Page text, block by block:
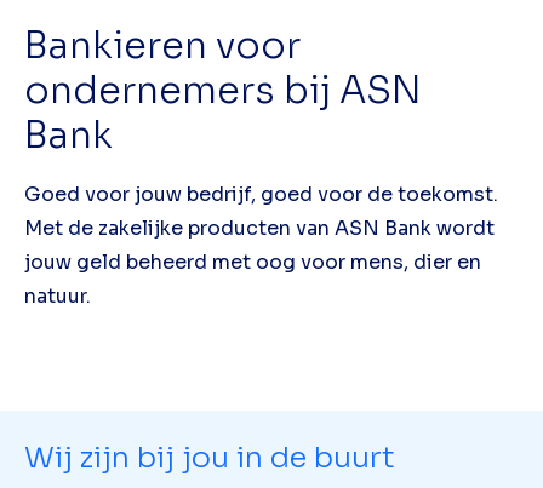
Bankieren voor
ondernemers bij ASN
Bank
Goed voor jouw bedrijf, goed voor de toekomst.
Met de zakelijke producten van ASN Bank wordt
jouw geld beheerd met oog voor mens, dier en
natuur.
Wij zijn bij jou in de buurt